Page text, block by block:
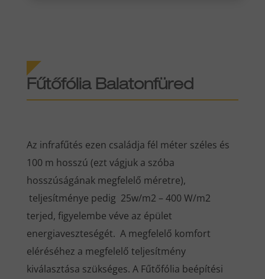
Fűtőfólia Balatonfüred
Az infrafűtés ezen családja fél méter széles és
100 m hosszú (ezt vágjuk a szóba
hosszúságának megfelelő méretre),
teljesítménye pedig 25w/m2 – 400 W/m2
terjed, figyelembe véve az épület
energiaveszteségét. A megfelelő komfort
eléréséhez a megfelelő teljesítmény
kiválasztása szükséges. A Fűtőfólia beépítési